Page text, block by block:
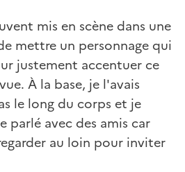
mis en scène dans une
mettre un personnage qui
justement accentuer ce
À la base, je l'avais
le long du corps et je
parlé avec des amis car
au loin pour inviter